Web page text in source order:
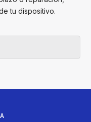
tu dispositivo.